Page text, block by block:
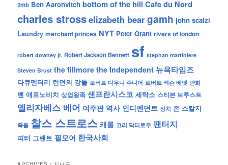
2mb Ben Aaronvitch bottom of the hill Cafe du Nord
charles strosselizabeth beargamh john scalzi
Laundry merchant princes NYT Peter Grant rivers of london
robert downey jr. Robert Jackson Bennett sf stephan martiniere
Steven Brust the fillmore the Independent 뉴욕타임즈
다큐멘터리 런던의 강들 로버트 다우니 주니어 로버트 잭슨 베넷 만화
벤 애로노비치 상업왕족 샌프란시스코 세탁소 스티븐 브루스트
엘리자베스 베어 여주판 역사 인디펜던트 정치 존 스칼지
죽음 찰스 스트로스 캐롤 코리 닥터로우 팬터지
피터 그랜트 필모어 한국사회